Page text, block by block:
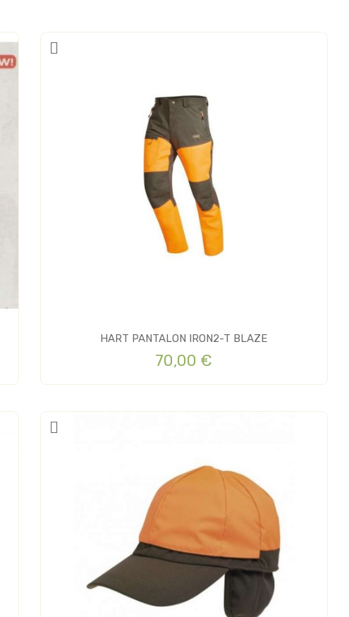
HART PANTALON IRON2-T BLAZE
70,00 €